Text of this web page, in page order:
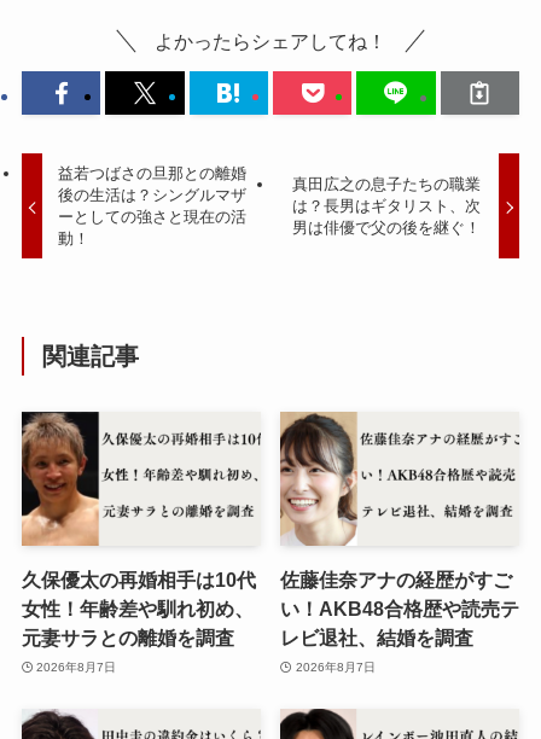
よかったらシェアしてね！
益若つばさの旦那との離婚
後の生活は？シングルマザ
ーとしての強さと現在の活
動！
真田広之の息子たちの職業
は？長男はギタリスト、次
男は俳優で父の後を継ぐ！
関連記事
久保優太の再婚相手は10代
女性！年齢差や馴れ初め、
元妻サラとの離婚を調査
2026年8月7日
佐藤佳奈アナの経歴がすご
い！AKB48合格歴や読売テ
レビ退社、結婚を調査
2026年8月7日